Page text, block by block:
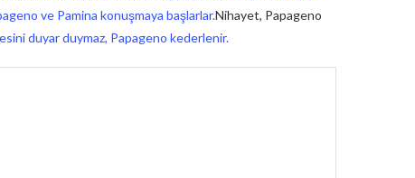
ve Pamina konuşmaya başlarlar.Nihayet, Papageno
duyar duymaz, Papageno kederlenir.